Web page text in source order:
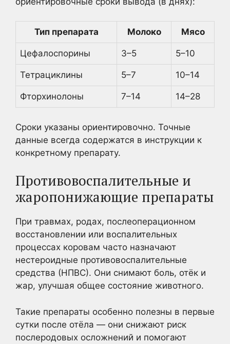
Тип препарата Молоко Мясо
Цефалоспорины 3–5 5–10
Тетрациклины 5–7 10–14
Фторхинолоны 7–14 14–28
Сроки указаны ориентировочно. Точные
данные всегда содержатся в инструкции к
конкретному препарату.
Противовоспалительные и
жаропонижающие препараты
При травмах, родах, послеоперационном
восстановлении или воспалительных
процессах коровам часто назначают
нестероидные противовоспалительные
средства (НПВС). Они снимают боль, отёк и
жар, улучшая общее состояние животного.
Такие препараты особенно полезны в первые
сутки после отёла — они снижают риск
послеродовых осложнений и помогают